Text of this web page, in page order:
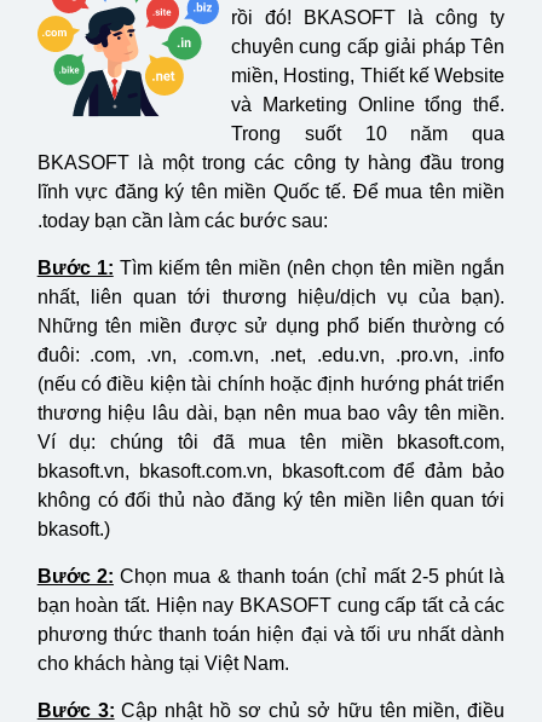
rồi đó! BKASOFT là công ty
chuyên cung cấp giải pháp Tên
miền, Hosting, Thiết kế Website
và Marketing Online tổng thể.
Trong suốt 10 năm qua
BKASOFT là một trong các công ty hàng đầu trong
lĩnh vực đăng ký tên miền Quốc tế. Để mua tên miền
.today bạn cần làm các bước sau:
Bước 1: Tìm kiếm tên miền (nên chọn tên miền ngắn
nhất, liên quan tới thương hiệu/dịch vụ của bạn).
Những tên miền được sử dụng phổ biến thường có
đuôi: .com, .vn, .com.vn, .net, .edu.vn, .pro.vn, .info
(nếu có điều kiện tài chính hoặc định hướng phát triển
thương hiệu lâu dài, bạn nên mua bao vây tên miền.
Ví dụ: chúng tôi đã mua tên miền bkasoft.com,
bkasoft.vn, bkasoft.com.vn, bkasoft.com để đảm bảo
không có đối thủ nào đăng ký tên miền liên quan tới
bkasoft.)
Bước 2: Chọn mua & thanh toán (chỉ mất 2-5 phút là
bạn hoàn tất. Hiện nay BKASOFT cung cấp tất cả các
phương thức thanh toán hiện đại và tối ưu nhất dành
cho khách hàng tại Việt Nam.
Bước 3: Cập nhật hồ sơ chủ sở hữu tên miền, điều